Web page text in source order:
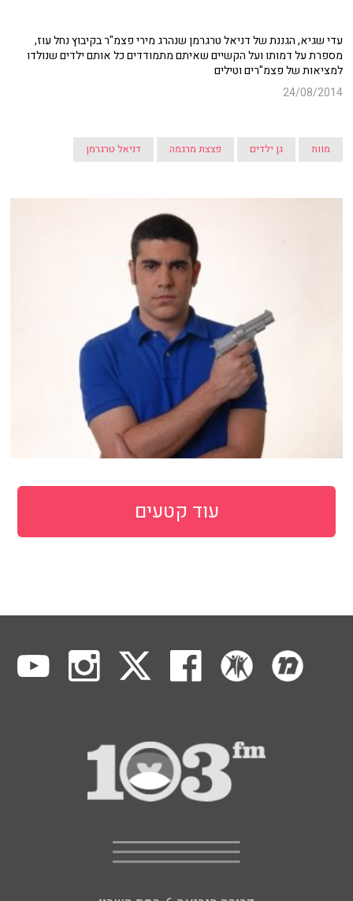
עדי שגיא, הגננת של דניאל טרגרמן שנהרג מירי פצמ"ר בקיבוץ נחל עוז,
מספרת על דמותו ועל הקשיים שאיתם מתמודדים כל אותם ילדים שנולדו
למציאות של פצמ"רים וטילים
24/08/2014
מוות גן ילדים פצצת מרגמה דניאל טרגרמן
עוד קטעים